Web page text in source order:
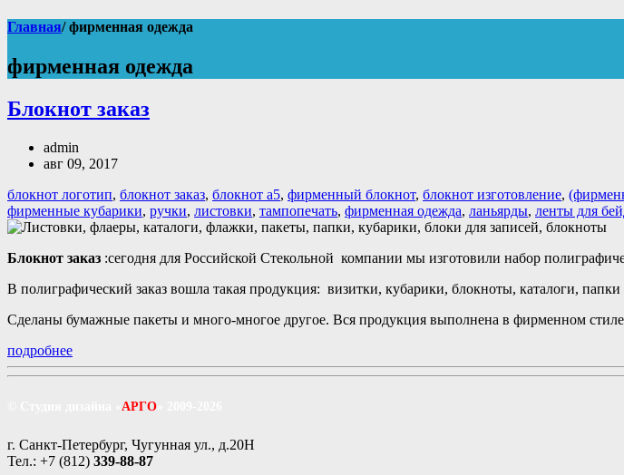
Главная/ фирменная одежда
фирменная одежда
Блокнот заказ
admin
авг 09, 2017
блокнот логотип, блокнот заказ, блокнот а5, фирменный блокнот, блокнот изготовление,
фирменные кубарики, ручки, листовки, тампопечать, фирменная одежда, ланьярды, ленты для
Блокнот заказ :сегодня для Российской Стекольной компании мы изготовили набор
В полиграфический заказ вошла такая продукция: визитки, кубарики, блокноты, каталоги,
Сделаны бумажные пакеты и много-многое другое. Вся продукция выполнена в фирменном
подробнее
АРГО
г. Санкт-Петербург, Чугунная ул., д.20Н
Тел.: +7 (812) 339-88-87